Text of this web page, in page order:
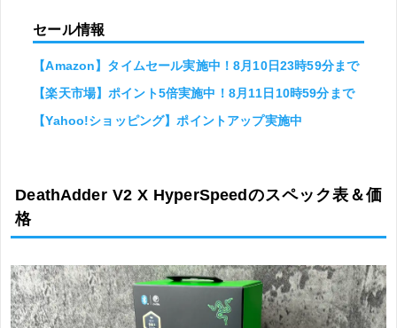
セール情報
【Amazon】タイムセール実施中！8月10日23時59分まで
【楽天市場】ポイント5倍実施中！8月11日10時59分まで
【Yahoo!ショッピング】ポイントアップ実施中
DeathAdder V2 X HyperSpeedのスペック表＆価
格